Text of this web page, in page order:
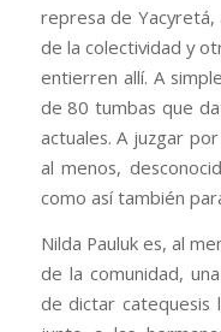
represa de
de la colectividad y
entierren allí. A
de 80 tumbas que
actuales. A juzgar
al menos,
como así también
Nilda Pauluk es, al
de la comunidad,
de dictar catequesis